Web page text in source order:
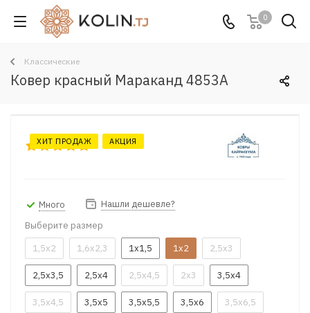
0
Классические
Ковер красный Мараканд 4853A
ХИТ ПРОДАЖ АКЦИЯ
Много
Нашли дешевле?
Выберите размер
1,5x2
1,6x2,3 1x1,5 1x2 2,5x3
2,5x3,5 2,5x4 2,5x4,5 2x3 3,5x4
3,5x4,5 3,5x5 3,5x5,5 3,5x6 3,5x6,5